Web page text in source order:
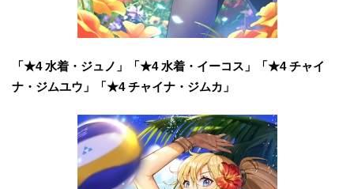
「★4 水着・ジュノ」「★4 水着・イーコス」「★4 チャイ
ナ・ジムユウ」「★4 チャイナ・ジムカ」